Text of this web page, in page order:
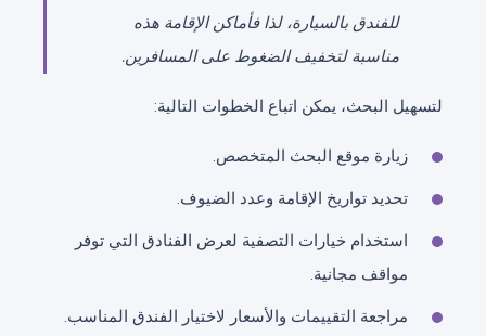
للفندق بالسيارة، لذا فأماكن الإقامة هذه
مناسبة لتخفيف الضغوط على المسافرين.
لتسهيل البحث، يمكن اتباع الخطوات التالية:
زيارة موقع البحث المتخصص.
تحديد تواريخ الإقامة وعدد الضيوف.
استخدام خيارات التصفية لعرض الفنادق التي توفر
مواقف مجانية.
مراجعة التقييمات والأسعار لاختيار الفندق المناسب.